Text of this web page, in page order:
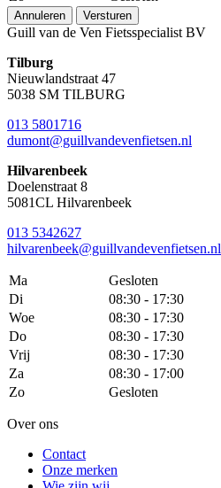
Annuleren Versturen
Guill van de Ven Fietsspecialist BV
Tilburg
Nieuwlandstraat 47
5038 SM TILBURG
013 5801716
dumont@guillvandevenfietsen.nl
Hilvarenbeek
Doelenstraat 8
5081CL Hilvarenbeek
013 5342627
hilvarenbeek@guillvandevenfietsen.nl
Ma
Gesloten
Di
08:30 - 17:30
Woe
08:30 - 17:30
Do
08:30 - 17:30
Vrij
08:30 - 17:30
Za
08:30 - 17:00
Zo
Gesloten
Over ons
Contact
Onze merken